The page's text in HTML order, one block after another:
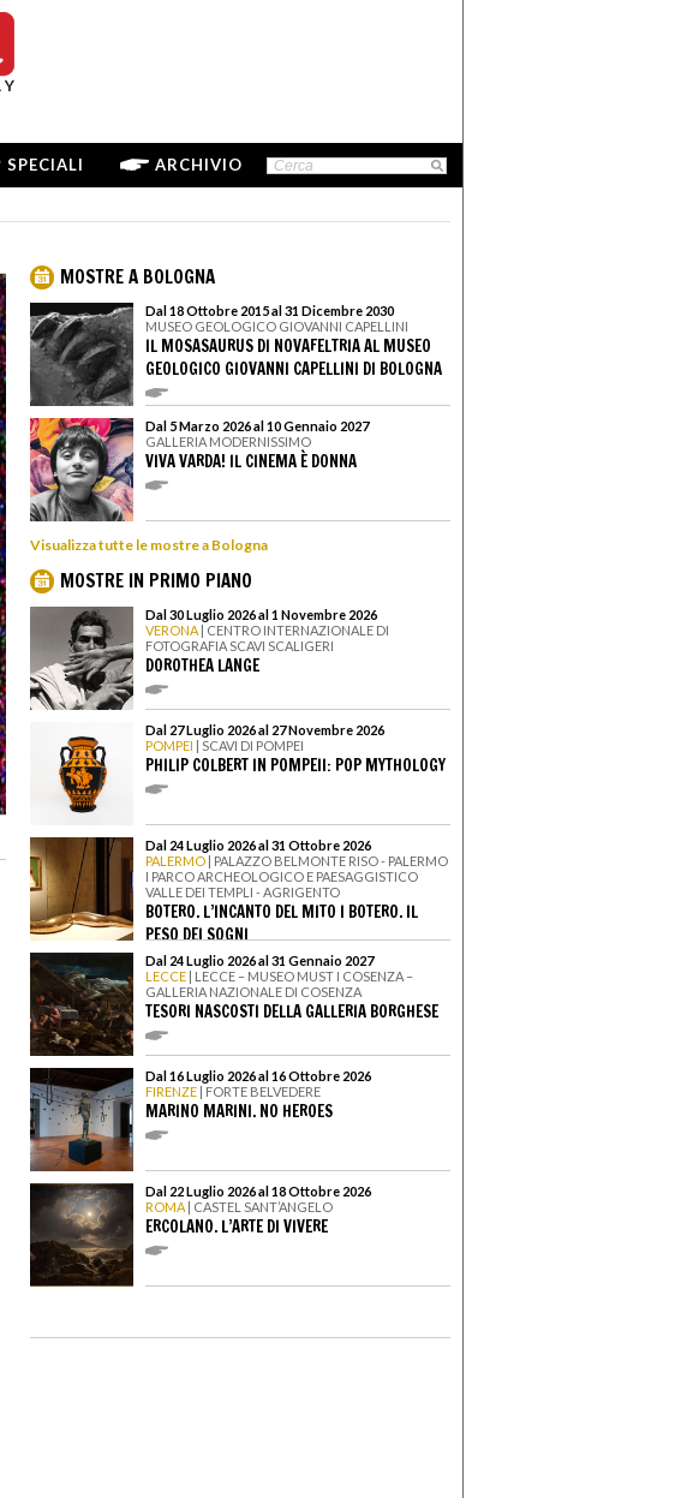
SPECIALI ARCHIVIO
MOSTRE A BOLOGNA
Dal 18 Ottobre 2015 al 31 Dicembre 2030
MUSEO GEOLOGICO GIOVANNI CAPELLINI
IL MOSASAURUS DI NOVAFELTRIA AL MUSEO
GEOLOGICO GIOVANNI CAPELLINI DI BOLOGNA
Dal 5 Marzo 2026 al 10 Gennaio 2027
GALLERIA MODERNISSIMO
VIVA VARDA! IL CINEMA È DONNA
Visualizza tutte le mostre a Bologna
MOSTRE IN PRIMO PIANO
Dal 30 Luglio 2026 al 1 Novembre 2026
VERONA | CENTRO INTERNAZIONALE DI
FOTOGRAFIA SCAVI SCALIGERI
DOROTHEA LANGE
Dal 27 Luglio 2026 al 27 Novembre 2026
POMPEI | SCAVI DI POMPEI
PHILIP COLBERT IN POMPEII: POP MYTHOLOGY
Dal 24 Luglio 2026 al 31 Ottobre 2026
PALERMO | PALAZZO BELMONTE RISO - PALERMO
I PARCO ARCHEOLOGICO E PAESAGGISTICO
VALLE DEI TEMPLI - AGRIGENTO
BOTERO. L’INCANTO DEL MITO I BOTERO. IL
PESO DEI SOGNI
Dal 24 Luglio 2026 al 31 Gennaio 2027
LECCE | LECCE – MUSEO MUST I COSENZA –
GALLERIA NAZIONALE DI COSENZA
TESORI NASCOSTI DELLA GALLERIA BORGHESE
Dal 16 Luglio 2026 al 16 Ottobre 2026
FIRENZE | FORTE BELVEDERE
MARINO MARINI. NO HEROES
Dal 22 Luglio 2026 al 18 Ottobre 2026
ROMA | CASTEL SANT’ANGELO
ERCOLANO. L’ARTE DI VIVERE